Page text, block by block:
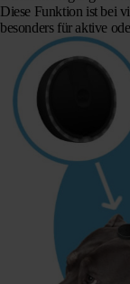
Diese Funktion ist bei
besonders für aktive